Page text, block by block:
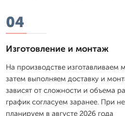
04
Изготовление и монтаж
На производстве изготавливаем
затем выполняем доставку и
зависят от сложности и объема
график согласуем заранее. При
планируем в августе 2026 года